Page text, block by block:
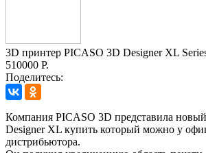
3D принтер PICASO 3D Designer XL
510000 Р.
Поделитесь:
Компания PICASO 3D представила
Designer XL купить который можно у
дистрибьютора.